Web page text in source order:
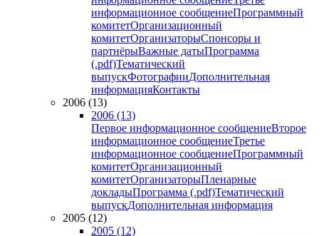
информационное сообщениеПрограммный
комитетОрганизационный
комитетОрганизаторыСпонсоры и
партнёрыВажные датыПрограмма
(.pdf)Тематический
выпускФотографииДополнительная
информацияКонтакты
2006 (13)
2006 (13)
Первое информационное сообщениеВторое
информационное сообщениеТретье
информационное сообщениеПрограммный
комитетОрганизационный
комитетОрганизаторыПленарные
докладыПрограмма (.pdf)Тематический
выпускДополнительная информация
2005 (12)
2005 (12)